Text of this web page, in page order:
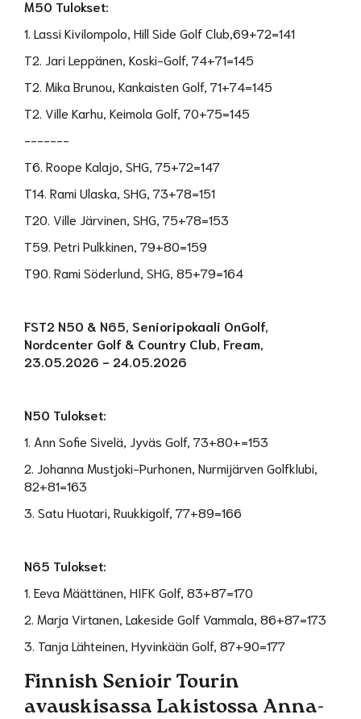
M50 Tulokset:
1. Lassi Kivilompolo, Hill Side Golf Club,69+72=141
T2. Jari Leppänen, Koski-Golf, 74+71=145
T2. Mika Brunou, Kankaisten Golf, 71+74=145
T2. Ville Karhu, Keimola Golf, 70+75=145
-------
T6. Roope Kalajo, SHG, 75+72=147
T14. Rami Ulaska, SHG, 73+78=151
T20. Ville Järvinen, SHG, 75+78=153
T59. Petri Pulkkinen, 79+80=159
T90. Rami Söderlund, SHG, 85+79=164
FST2 N50 & N65, Senioripokaali OnGolf,
Nordcenter Golf & Country Club, Fream,
23.05.2026 - 24.05.2026
N50 Tulokset:
1. Ann Sofie Sivelä, Jyväs Golf, 73+80+=153
2. Johanna Mustjoki-Purhonen, Nurmijärven Golfklubi,
82+81=163
3. Satu Huotari, Ruukkigolf, 77+89=166
N65 Tulokset:
1. Eeva Määttänen, HIFK Golf, 83+87=170
2. Marja Virtanen, Lakeside Golf Vammala, 86+87=173
3. Tanja Lähteinen, Hyvinkään Golf, 87+90=177
Finnish Senioir Tourin
avauskisassa Lakistossa Anna-